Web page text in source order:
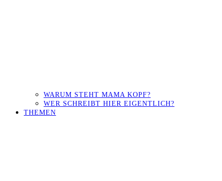
WARUM STEHT MAMA KOPF?
WER SCHREIBT HIER EIGENTLICH?
THEMEN